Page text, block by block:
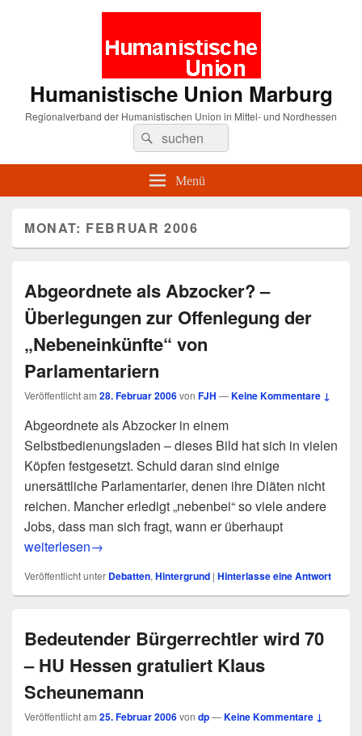
Humanistische Union Marburg
Regionalverband der Humanistischen Union in Mittel- und Nordhessen
Suche
nach:
Suchen
Menü
MONAT: FEBRUAR 2006
Abgeordnete als Abzocker? –
Überlegungen zur Offenlegung der
„Nebeneinkünfte“ von
Parlamentariern
Veröffentlicht am 28. Februar 2006von FJH —Keine Kommentare ↓
Abgeordnete als Abzocker in einem
Selbstbedienungsladen – dieses Bild hat sich in vielen
Köpfen festgesetzt. Schuld daran sind einige
unersättliche Parlamentarier, denen ihre Diäten nicht
reichen. Mancher erledigt „nebenbei“ so viele andere
Jobs, dass man sich fragt, wann er überhaupt
Abgeordnete als Abzocker? – Überlegungen zur
weiterlesen→
Veröffentlicht unter Debatten, Hintergrund | Hinterlasse eine Antwort
Bedeutender Bürgerrechtler wird 70
– HU Hessen gratuliert Klaus
Scheunemann
Veröffentlicht am 25. Februar 2006von dp—Keine Kommentare ↓